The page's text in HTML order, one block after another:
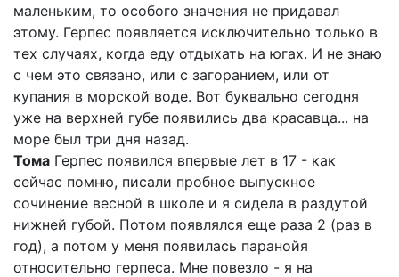
маленьким, то особого значения не придавал
этому. Герпес появляется исключительно только в
тех случаях, когда еду отдыхать на югах. И не знаю
с чем это связано, или с загоранием, или от
купания в морской воде. Вот буквально сегодня
уже на верхней губе появились два красавца... на
море был три дня назад.
Тома Герпес появился впервые лет в 17 - как
сейчас помню, писали пробное выпускное
сочинение весной в школе и я сидела в раздутой
нижней губой. Потом появлялся еще раза 2 (раз в
год), а потом у меня появилась паранойя
относительно герпеса. Мне повезло - я на